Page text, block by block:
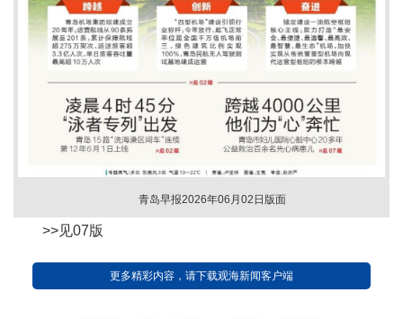
青岛早报2026年06月02日版面
>>见07版
更多精彩内容，请下载观海新闻客户端